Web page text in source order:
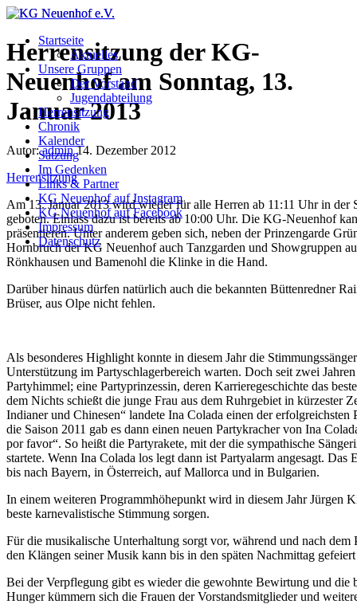
Startseite
Aktuelles
Unsere Gruppen
Der Vorstand
Jugendabteilung
Herrensitzung
Chronik
Kalender
Satzung
Im Gedenken
Links & Partner
KG Neuenhof auf Instagram
KG Neuenhof auf Facebook
Impressum
Datenschutz
Herrensitzung der KG-
Neuenhof am Sonntag, 13.
Januar 2013
Autor:admin 14. Dezember 2012
Herrensitzung
Am 13. Januar 2013 wird wieder für alle Herren ab 11:11 Uhr in
geboten. Einlass dazu ist bereits ab 10:00 Uhr. Die KG-Neuenhof
präsentieren. Unter anderem geben sich, neben der Prinzengarde
Hornbruch der KG Neuenhof auch Tanzgarden und Showgruppen
Rönkhausen und Bamenohl die Klinke in die Hand.
Darüber hinaus dürfen natürlich auch die bekannten Büttenredner
Brüser, aus Olpe nicht fehlen.
Als besonderes Highlight konnte in diesem Jahr die
Unterstützung im Partyschlagerbereich warten. Doch seit zwei
Partyhimmel; eine Partyprinzessin, deren Karrieregeschichte das
dem Nichts schießt die junge Frau aus dem Ruhrgebiet in
Indianer und Chinesen“ landete Ina Colada einen der
die Saison 2011 gab es dann einen neuen Partykracher von Ina
por favor“. So heißt die Partyrakete, mit der die sympathische
startete. Wenn Ina Colada los legt dann ist Partyalarm angesagt.
bis nach Bayern, in Österreich, auf Mallorca und in Bulgarien.
In einem weiteren Programmhöhepunkt wird in diesem Jahr Jürgen
beste karnevalistische Stimmung sorgen.
Für die musikalische Unterhaltung sorgt vor, während und nach
den Klängen seiner Musik kann bis in den späten Nachmittag
Bei der Verpflegung gibt es wieder die gewohnte Bewirtung und
Hunger kümmern sich die Frauen der Vorstandsmitglieder und